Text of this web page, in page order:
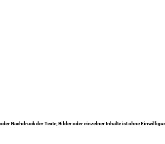
Nachdruck der Texte, Bilder oder einzelner Inhalte ist ohne